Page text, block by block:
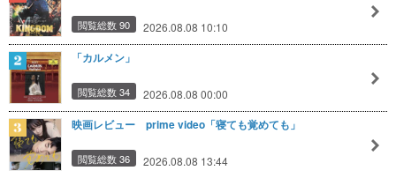
閲覧総数 90 2026.08.08 10:10
「カルメン」
閲覧総数 34 2026.08.08 00:00
映画レビュー prime video「寝ても覚めても」
閲覧総数 36 2026.08.08 13:44